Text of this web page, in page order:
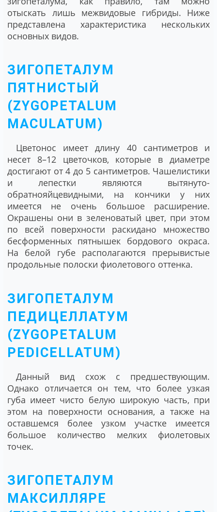
отыскать лишь межвидовые гибриды. Ниже
представлена характеристика нескольких
основных видов.
ЗИГОПЕТАЛУМ
ПЯТНИСТЫЙ
(ZYGOPETALUM
MACULATUM)
Цветонос имеет длину 40 сантиметров и
несет 8–12 цветочков, которые в диаметре
достигают от 4 до 5 сантиметров. Чашелистики
и лепестки являются вытянуто-
обратнояйцевидными, на кончики у них
имеется не очень большое расширение.
Окрашены они в зеленоватый цвет, при этом
по всей поверхности раскидано множество
бесформенных пятнышек бордового окраса.
На белой губе располагаются прерывистые
продольные полоски фиолетового оттенка.
ЗИГОПЕТАЛУМ
ПЕДИЦЕЛЛАТУМ
(ZYGOPETALUM
PEDICELLATUM)
Данный вид схож с предшествующим.
Однако отличается он тем, что более узкая
губа имеет чисто белую широкую часть, при
этом на поверхности основания, а также на
оставшемся более узком участке имеется
большое количество мелких фиолетовых
точек.
ЗИГОПЕТАЛУМ
МАКСИЛЛЯРЕ